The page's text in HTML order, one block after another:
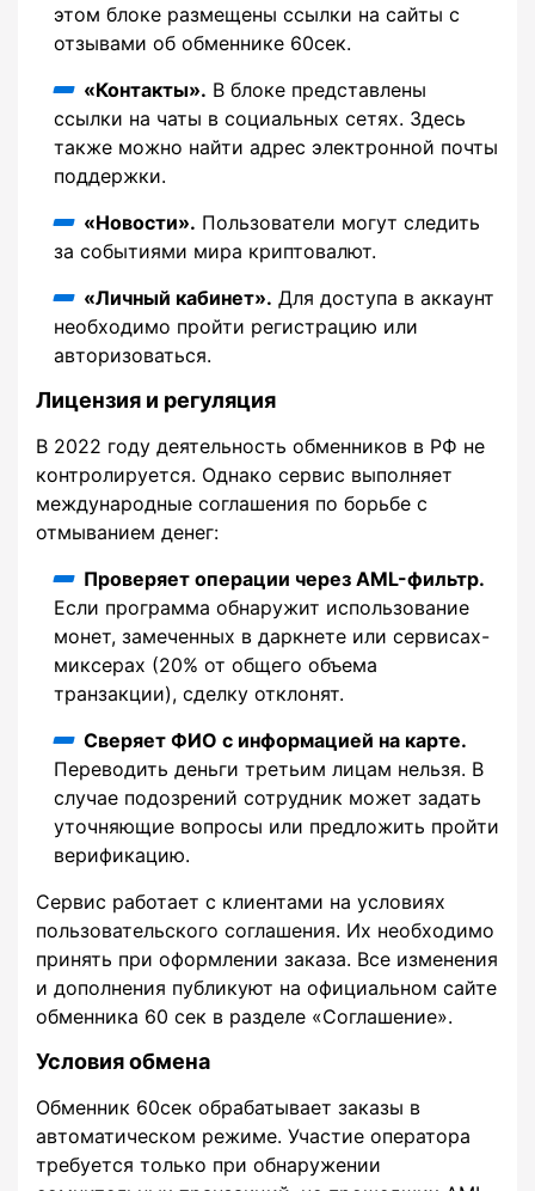
этом блоке размещены ссылки на сайты с
отзывами об обменнике 60сек.
«Контакты». В блоке представлены
ссылки на чаты в социальных сетях. Здесь
также можно найти адрес электронной почты
поддержки.
«Новости». Пользователи могут следить
за событиями мира криптовалют.
«Личный кабинет». Для доступа в аккаунт
необходимо пройти регистрацию или
авторизоваться.
Лицензия и регуляция
В 2022 году деятельность обменников в РФ не
контролируется. Однако сервис выполняет
международные соглашения по борьбе с
отмыванием денег:
Проверяет операции через AML-фильтр.
Если программа обнаружит использование
монет, замеченных в даркнете или сервисах-
миксерах (20% от общего объема
транзакции), сделку отклонят.
Сверяет ФИО с информацией на карте.
Переводить деньги третьим лицам нельзя. В
случае подозрений сотрудник может задать
уточняющие вопросы или предложить пройти
верификацию.
Сервис работает с клиентами на условиях
пользовательского соглашения. Их необходимо
принять при оформлении заказа. Все изменения
и дополнения публикуют на официальном сайте
обменника 60 сек в разделе «Соглашение».
Условия обмена
Обменник 60сек обрабатывает заказы в
автоматическом режиме. Участие оператора
требуется только при обнаружении